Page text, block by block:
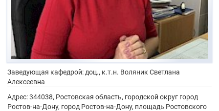
Заведующая кафедрой: доц., к.т.н. Воляник Светлана
Алексеевна
Адрес:344038, Ростовская область, городской округ город
Ростов-на-Дону, город Ростов-на-Дону, площадь Ростовского